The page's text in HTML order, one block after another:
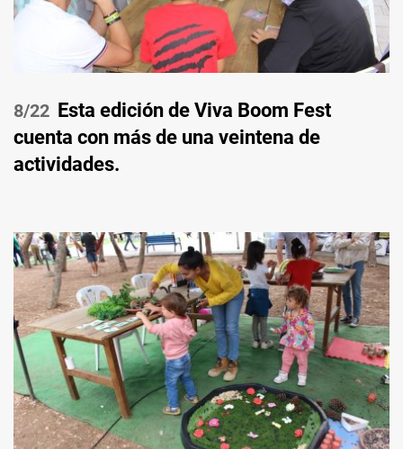
/22 Esta edición de Viva Boom Fest
cuenta con más de una veintena de
actividades.